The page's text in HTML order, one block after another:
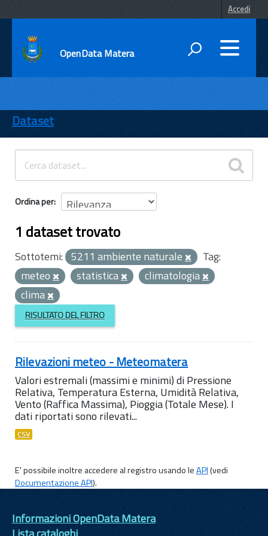
Accedi
OpenData Matera
ENTI
TEMI
INFORMAZIONI
Dataset
Ordina per
1 dataset trovato
Sottotemi: 5211 ambiente naturale
Tag:
meteo
statistica
climatologia
clima
RISULTATO DEL FILTRO
Rilevazioni meteo - Meteomatera
Valori estremali (massimi e minimi) di Pressione
Relativa, Temperatura Esterna, Umidità Relativa,
Vento (Raffica Massima), Pioggia (Totale Mese). I
dati riportati sono rilevati...
CSV
E' possibile inoltre accedere al registro usando leAPI(vedi
Documentazione API).
Informazioni OpenData Matera